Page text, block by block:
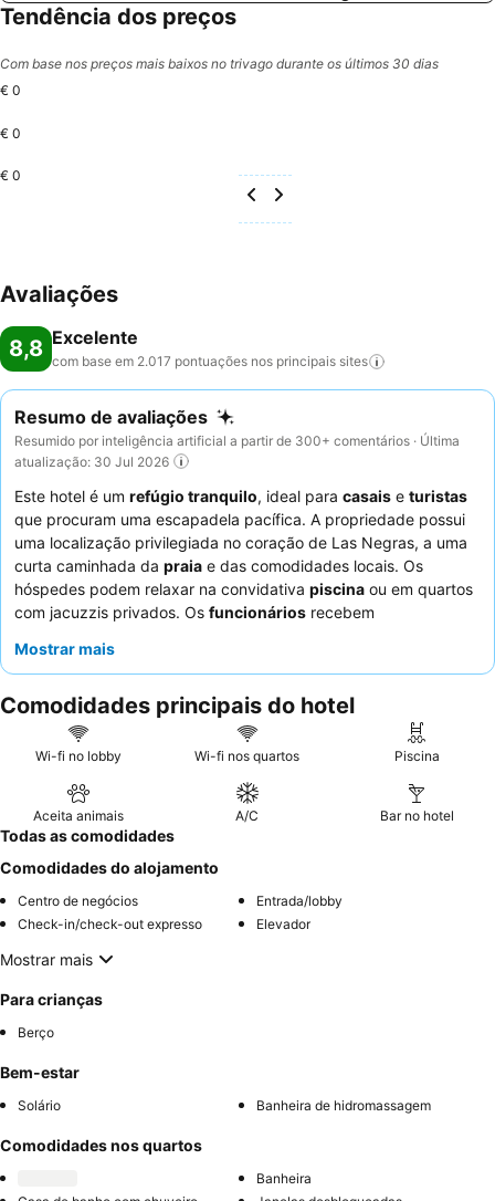
Tendência dos preços
Com base nos preços mais baixos no trivago durante os últimos 30 dias
€ 0
€ 0
€ 0
Avaliações
8,8 Excelente
com base em 2.017 pontuações nos principais sites
Resumo de avaliações
Resumido por inteligência artificial a partir de 300+ comentários · Última
atualização: 30 Jul 2026
Este hotel é um refúgio tranquilo, ideal para casais e turistas
que procuram uma escapadela pacífica. A propriedade possui
uma localização privilegiada no coração de Las Negras, a uma
curta caminhada da praia e das comodidades locais. Os
hóspedes podem relaxar na convidativa piscina ou em quartos
com jacuzzis privados. Os funcionários recebem
complementando o impressionante e variado
relaxante, considere reservar um quarto com um
privadopara banhos de sol.
Mostrar mais
Comodidades principais do hotel
Wi-fi no lobby Wi-fi nos quartos Piscina
Aceita animais A/C Bar no hotel
Todas as comodidades
Comodidades do alojamento
Centro de negócios
Entrada/lobby
Check-in/check-out expresso
Elevador
Mostrar mais
Para crianças
Berço
Bem-estar
Solário Banheira de hidromassagem
Comodidades nos quartos
Banheira